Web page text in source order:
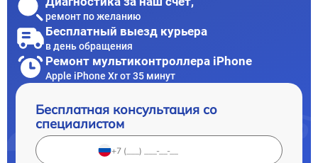
ремонт по желанию
Бесплатный выезд курьера
в день обращения
Ремонт мультиконтроллера iPhone
Apple iPhone Xr от 35 минут
Бесплатная консультация со
специалистом